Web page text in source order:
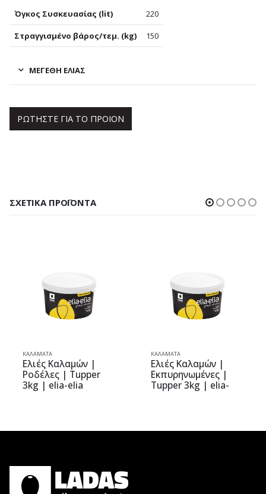
Όγκος Συσκευασίας (lit) 220
Στραγγισμένο βάρος/τεμ. (kg) 150
ΜΕΓΈΘΗ ΕΛΙΆΣ
ΡΩΤΗΣΤΕ ΓΙΑ ΤΟ ΠΡΟΙΟΝ
ΣΧΕΤΙΚΆ ΠΡΟΪΌΝΤΑ
Καλαμών |
| Tupper
| elia-elia
Ελιές Καλαμών |
Εκπυρηνωμένες |
Tupper 3kg | elia-